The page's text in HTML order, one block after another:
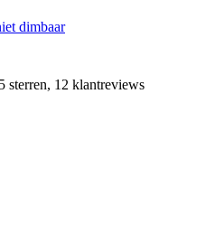
dimbaar
sterren, 12 klantreviews